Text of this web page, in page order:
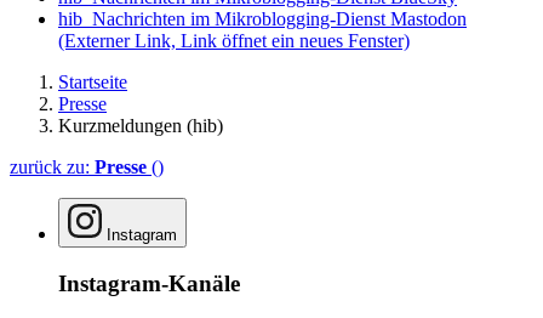
hib_Nachrichten im Mikroblogging-Dienst Mastodon
(Externer Link, Link öffnet ein neues Fenster)
Startseite
Presse
Kurzmeldungen (hib)
zurück zu: Presse ()
Instagram
Instagram-Kanäle